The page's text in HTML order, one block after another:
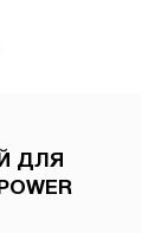
ДЛЯ